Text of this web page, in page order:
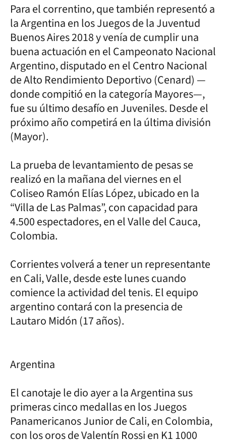
Para el correntino, que también representó a
la Argentina en los Juegos de la Juventud
Buenos Aires 2018 y venía de cumplir una
buena actuación en el Campeonato Nacional
Argentino, disputado en el Centro Nacional
de Alto Rendimiento Deportivo (Cenard) —
donde compitió en la categoría Mayores—,
fue su último desafío en Juveniles. Desde el
próximo año competirá en la última división
(Mayor).
La prueba de levantamiento de pesas se
realizó en la mañana del viernes en el
Coliseo Ramón Elías López, ubicado en la
“Villa de Las Palmas”, con capacidad para
4.500 espectadores, en el Valle del Cauca,
Colombia.
Corrientes volverá a tener un representante
en Cali, Valle, desde este lunes cuando
comience la actividad del tenis. El equipo
argentino contará con la presencia de
Lautaro Midón (17 años).
Argentina
El canotaje le dio ayer a la Argentina sus
primeras cinco medallas en los Juegos
Panamericanos Junior de Cali, en Colombia,
con los oros de Valentín Rossi en K1 1000